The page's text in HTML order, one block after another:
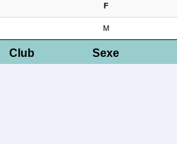
Club Sexe
F
M